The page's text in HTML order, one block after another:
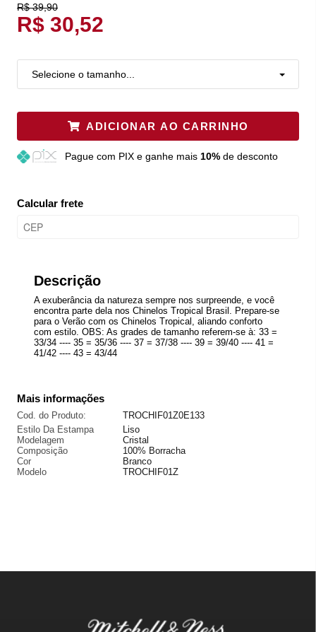
R$ 39,90
R$ 30,52
Selecione o tamanho...
ADICIONAR AO CARRINHO
Pague com PIX e ganhe mais 10%de desconto
Calcular frete
Descrição
A exuberância da natureza sempre nos surpreende, e você
encontra parte dela nos Chinelos Tropical Brasil. Prepare-se
para o Verão com os Chinelos Tropical, aliando conforto
com estilo. OBS: As grades de tamanho referem-se à: 33 =
33/34 ---- 35 = 35/36 ---- 37 = 37/38 ---- 39 = 39/40 ---- 41 =
41/42 ---- 43 = 43/44
Mais informações
Cod. do Produto:
TROCHIF01Z0E133
Estilo Da Estampa
Liso
Modelagem
Cristal
Composição
100% Borracha
Cor
Branco
Modelo
TROCHIF01Z